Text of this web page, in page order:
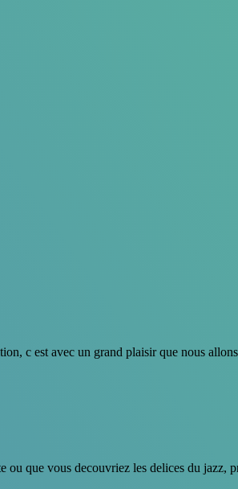
c est avec un grand plaisir que nous
ou que vous decouvriez les delices du jazz,